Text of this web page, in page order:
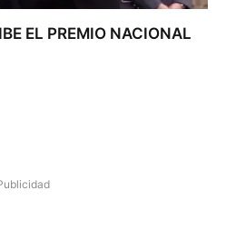
EL PREMIO NACIONAL